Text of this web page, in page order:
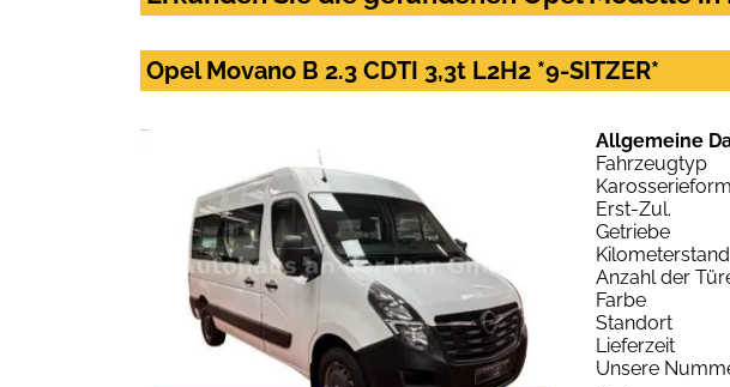
Opel Movano B 2.3 CDTI 3,3t L2H2 *9-SITZER*
Allgemeine
Fahrzeugtyp
Karosserieform
Erst-Zul.
Getriebe
Kilometerstand
Anzahl der
Farbe
Standort
Lieferzeit
Unsere